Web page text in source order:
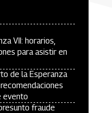
VII: horarios,
para asistir en
de la Esperanza
evento
fraude